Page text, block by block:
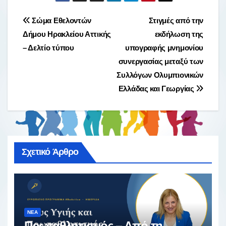
Πλοήγηση
άρθρων
Στιγμές από την
εκδήλωση της
υπογραφής μνημονίου
συνεργασίας μεταξύ των
Συλλόγων Ολυμπιονικών
Ελλάδας και Γεωργίας
Σώμα Εθελοντών
Δήμου Ηρακλείου Αττικής
– Δελτίο τύπου
Σχετικό Άρθρο
ΝΈΑ